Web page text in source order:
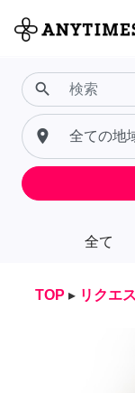
全て
search
place
TOP ▸ リクエ